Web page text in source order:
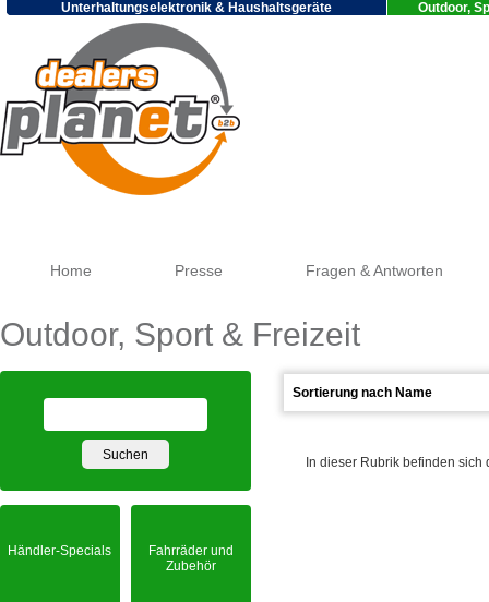
Unterhaltungselektronik & Haushaltsgeräte Outdoor,
Home Presse Fragen & Antworten
Outdoor, Sport & Freizeit
In dieser Rubrik befinden
Händler-Specials
Fahrräder und
Zubehör